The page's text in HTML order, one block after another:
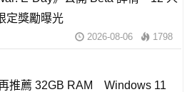
定獎勵曝光
2026-08-06 1798
推薦 32GB RAM Windows 11